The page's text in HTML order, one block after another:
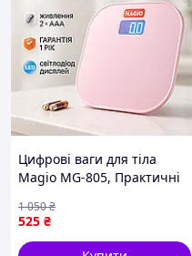
Цифрові ваги для тіла
Magio MG-805, Практичні
бюджетні підлогові RG-63
525 ₴
1 050₴